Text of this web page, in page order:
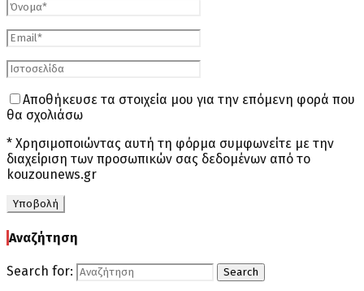
Αποθήκευσε τα στοιχεία μου για την επόμενη φορά που
θα σχολιάσω
* Χρησιμοποιώντας αυτή τη φόρμα συμφωνείτε με την
διαχείριση των προσωπικών σας δεδομένων από το
kouzounews.gr
Αναζήτηση
Search for: Search